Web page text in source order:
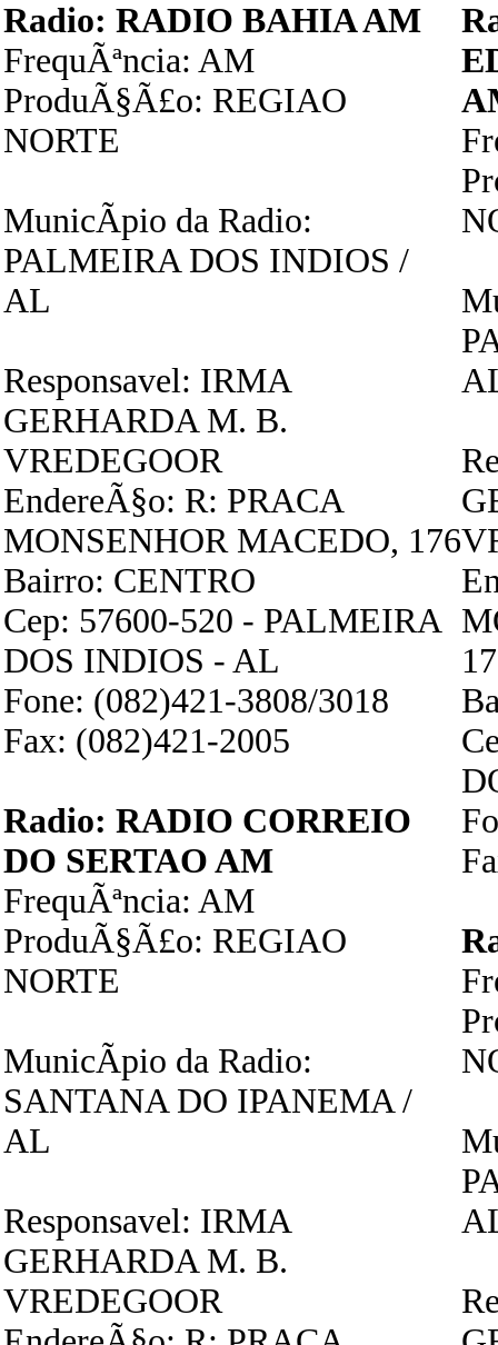
Radio: RADIO BAHIA AM
FrequÃªncia: AM
ProduÃ§Ã£o: REGIAO
NORTE
MunicÃ­pio da Radio:
PALMEIRA DOS INDIOS /
AL
Responsavel: IRMA
GERHARDA M. B.
VREDEGOOR
EndereÃ§o: R: PRACA
MONSENHOR MACEDO, 176
Bairro: CENTRO
Cep: 57600-520 - PALMEIRA
DOS INDIOS - AL
Fone: (082)421-3808/3018
Fax: (082)421-2005
Radio: RADIO CORREIO
DO SERTAO AM
FrequÃªncia: AM
ProduÃ§Ã£o: REGIAO
NORTE
MunicÃ­pio da Radio:
SANTANA DO IPANEMA /
AL
Responsavel: IRMA
GERHARDA M. B.
VREDEGOOR